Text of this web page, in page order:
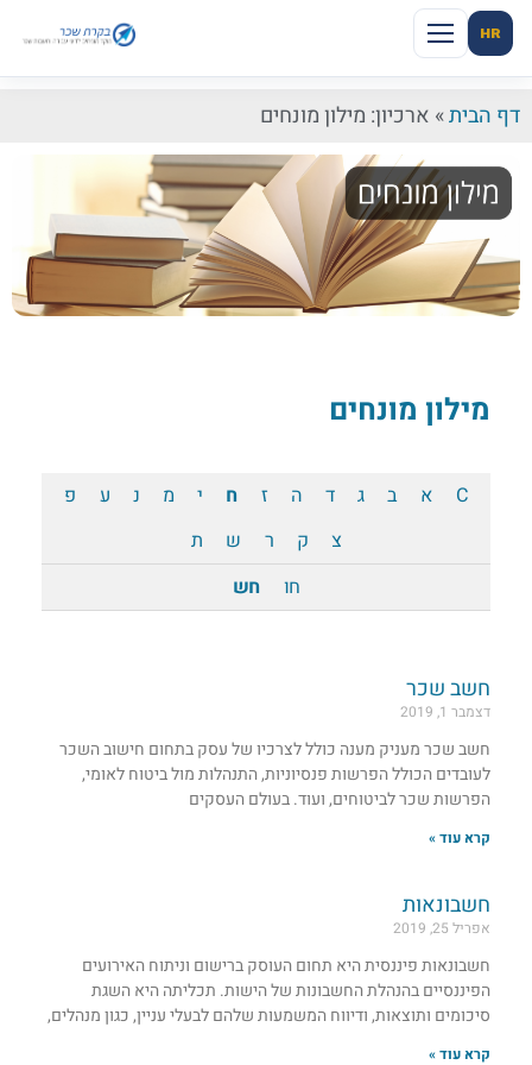
HR
דף הבית» ארכיון: מילון מונחים
מילון מונחים
C א ב ג ד ה ז ח י מ נ ע
פ
צ
ק ר ש
ת
חו
חש
חשב שכר
דצמבר 1, 2019
חשב שכר מעניק מענה כולל לצרכיו של עסק בתחום חישוב השכר
לעובדים הכולל הפרשות פנסיוניות, התנהלות מול ביטוח לאומי,
הפרשות שכר לביטוחים, ועוד. בעולם העסקים
קרא עוד »
חשבונאות
אפריל 25, 2019
חשבונאות פיננסית היא תחום העוסק ברישום וניתוח האירועים
הפיננסיים בהנהלת החשבונות של הישות. תכליתה היא השגת
סיכומים ותוצאות, ודיווח המשמעות שלהם לבעלי עניין, כגון מנהלים,
קרא עוד »